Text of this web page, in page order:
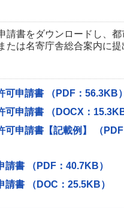
請書をダウンロードし、都
たは名寄庁舎総合案内に提
可申請書 （PDF：56.3KB）
可申請書 （DOCX：15.3KB
可申請書【記載例】 （
請書 （PDF：40.7KB）
請書 （DOC：25.5KB）